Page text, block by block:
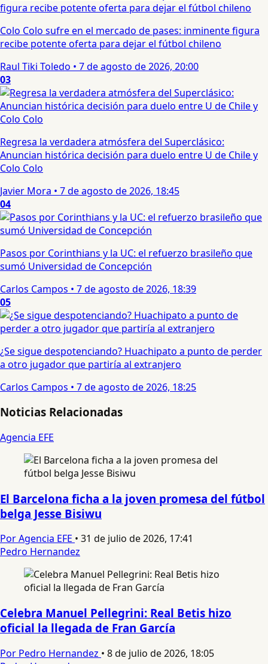
Colo Colo sufre en el mercado de pases: inminente figura
recibe potente oferta para dejar el fútbol chileno
Raul Tiki Toledo • 7 de agosto de 2026, 20:00
03
Regresa la verdadera atmósfera del Superclásico:
Anuncian histórica decisión para duelo entre U de Chile y
Colo Colo
Javier Mora • 7 de agosto de 2026, 18:45
04
Pasos por Corinthians y la UC: el refuerzo brasileño que
sumó Universidad de Concepción
Carlos Campos • 7 de agosto de 2026, 18:39
05
¿Se sigue despotenciando? Huachipato a punto de perder
a otro jugador que partiría al extranjero
Carlos Campos • 7 de agosto de 2026, 18:25
Noticias Relacionadas
Agencia EFE
El Barcelona ficha a la joven promesa del fútbol
belga Jesse Bisiwu
Por Agencia EFE • 31 de julio de 2026, 17:41
Pedro Hernandez
Celebra Manuel Pellegrini: Real Betis hizo
oficial la llegada de Fran García
Por Pedro Hernandez • 8 de julio de 2026, 18:05